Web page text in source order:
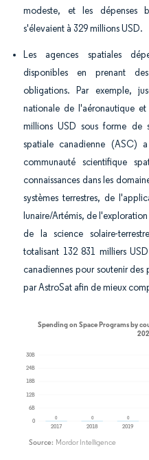
modeste, et les dépenses
s'élevaient à 329 millions USD.
Les agences spatiales
disponibles en prenant
obligations. Par exemple,
nationale de l'aéronautique
millions USD sous forme de
spatiale canadienne (ASC)
communauté scientifique
connaissances dans les
systèmes terrestres, de
lunaire/Artémis, de
de la science solaire-
totalisant 132 831 milliers
canadiennes pour soutenir des
par AstroSat afin de mieux